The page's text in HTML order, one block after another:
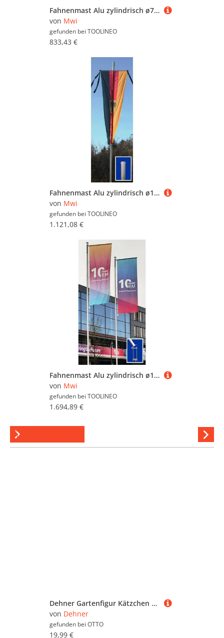
Fahnenmast Alu zylindrisch ø75mm 7,5m Höhe über Boden
von Mwi
gefunden bei TOOLINEO
833,43 €
Fahnenmast Alu zylindrisch ø100mm 9,3m Höhe über Boden
von Mwi
gefunden bei TOOLINEO
1.121,08 €
Fahnenmast Alu zylindrisch ø100mm 10,0m Höhe über Boden
von Mwi
gefunden bei TOOLINEO
1.694,89 €
Gartenfiguren
Dehner Gartenfigur Kätzchen spielend, 13 x 18 x 24.5 cm, Polyresin, Dekokatze aus wetterfestem Kunstharz
von Dehner
gefunden bei OTTO
19,99 €